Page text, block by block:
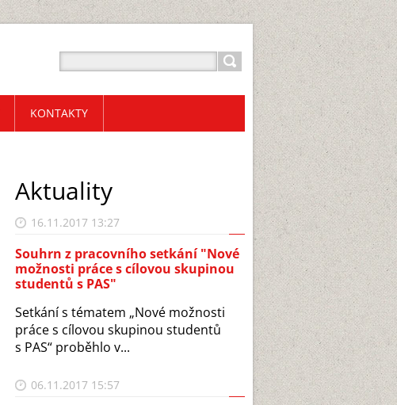
Aktuality
16.11.2017 13:27
Souhrn z pracovního setkání "Nové
možnosti práce s cílovou skupinou
studentů s PAS"
Setkání s tématem „Nové možnosti
práce s cílovou skupinou studentů
s PAS“ proběhlo v...
06.11.2017 15:57
KONTAKTY